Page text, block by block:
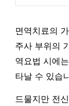
면역치료의
주사 부위의
역요법 시에
타날 수 있습
드물지만 전